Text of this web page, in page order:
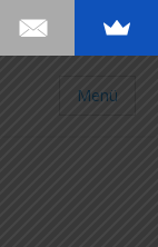
Menü